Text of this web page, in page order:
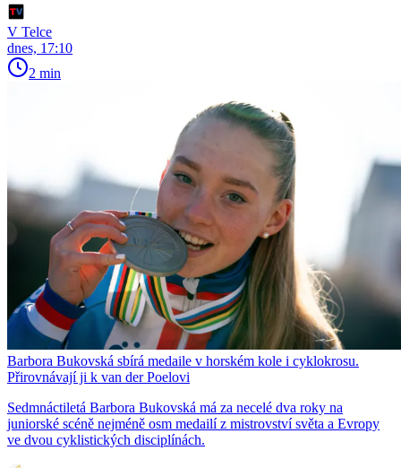
V Telce
dnes, 17:10
2 min
Barbora Bukovská sbírá medaile v horském kole i cyklokrosu.
Přirovnávají ji k van der Poelovi
Sedmnáctiletá Barbora Bukovská má za necelé dva roky na
juniorské scéně nejméně osm medailí z mistrovství světa a Evropy
ve dvou cyklistických disciplínách.